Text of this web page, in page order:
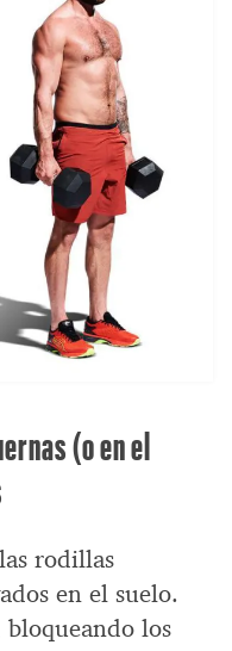
(o en el
rodillas
en el suelo.
bloqueando los